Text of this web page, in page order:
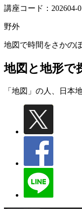
講座コード：202604-
野外
地図で時間をさかの
地図と地形で
「地図」の人、日本